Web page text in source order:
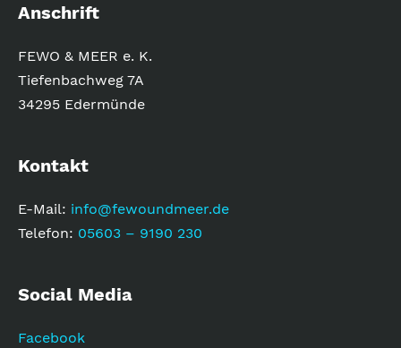
i
e
:
Anschrift
FEWO & MEER e. K.
Tiefenbachweg 7A
34295 Edermünde
Kontakt
E-Mail: info@fewoundmeer.de
Telefon: 05603 – 9190 230
Social Media
Facebook